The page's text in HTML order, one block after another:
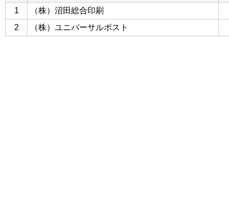
1
（株）沼田総合印刷
2
（株）ユニバーサルポスト